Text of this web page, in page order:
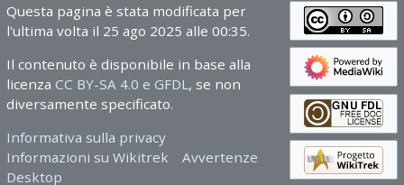
Questa pagina è stata modificata per
l'ultima volta il 25 ago 2025 alle 00:35.
Il contenuto è disponibile in base alla
licenza CC BY-SA 4.0 e GFDL , se non
diversamente specificato.
Informativa sulla privacy
Informazioni su Wikitrek
Avvertenze
Desktop